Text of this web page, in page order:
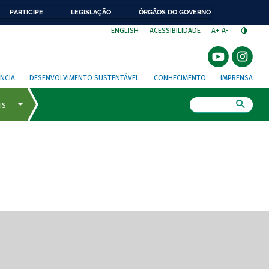
PARTICIPE LEGISLAÇÃO ÓRGÃOS DO GOVERNO
ENGLISH ACESSIBILIDADE A+ A-
DESENVOLVIMENTO SUSTENTÁVEL CONHECIMENTO IMPRENSA
de tela